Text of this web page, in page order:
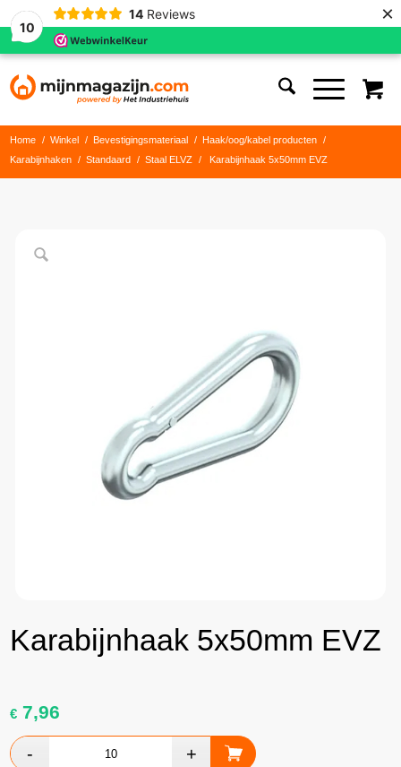
10
14 Reviews ×
Home / Winkel / Bevestigingsmateriaal / Haak/oog/kabel producten
/
Karabijnhaken
/ Standaard / Staal ELVZ / Karabijnhaak 5x50mm EVZ
Karabijnhaak 5x50mm EVZ
€ 7,96